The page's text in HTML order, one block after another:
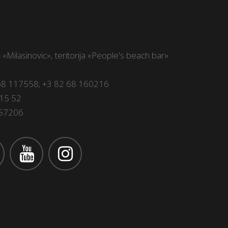
teritorija «People's beach bar»
117558; +3 82 68 160216
52